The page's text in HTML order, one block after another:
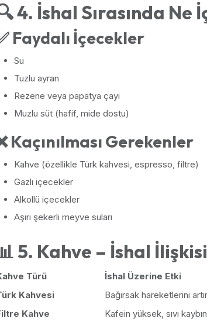
4. İshal Sırasında Ne
Faydalı İçecekler
Su
Tuzlu ayran
Rezene veya papatya çayı
Muzlu süt (hafif, mide dostu)
Kaçınılması Gerekenler
Kahve (özellikle Türk kahvesi, espresso, filtre)
Gazlı içecekler
Alkollü içecekler
Aşırı şekerli meyve suları
5. Kahve – İshal
Türü İshal Üzerine Etki
Kahvesi
Bağırsak hareketlerini
Kahve
Kafein yüksek, sıvı